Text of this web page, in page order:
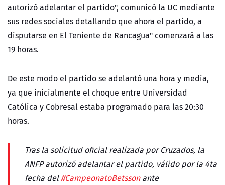
autorizó adelantar el partido", comunicó la UC mediante
sus redes sociales detallando que ahora el partido, a
disputarse en El Teniente de Rancagua" comenzará a las
19 horas.
De este modo el partido se adelantó una hora y media,
ya que inicialmente el choque entre Universidad
Católica y Cobresal estaba programado para las 20:30
horas.
Tras la solicitud oficial realizada por Cruzados, la
ANFP autorizó adelantar el partido, válido por la 4ta
fecha del#CampeonatoBetssonante